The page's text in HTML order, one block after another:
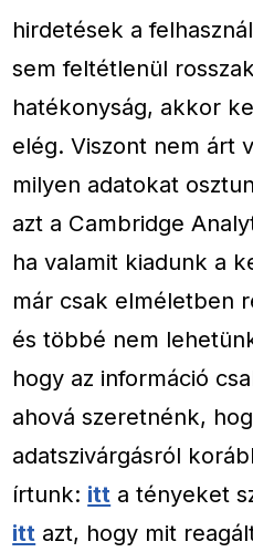
hirdetések a
sem feltétlenül
hatékonyság, akkor
elég. Viszont nem árt
milyen adatokat
azt a Cambridge
ha valamit kiadunk a
már csak elméletben
és többé nem
hogy az információ
ahová szeretnénk,
adatszivárgásról
írtunk: itt a tényeket
itt azt, hogy mit